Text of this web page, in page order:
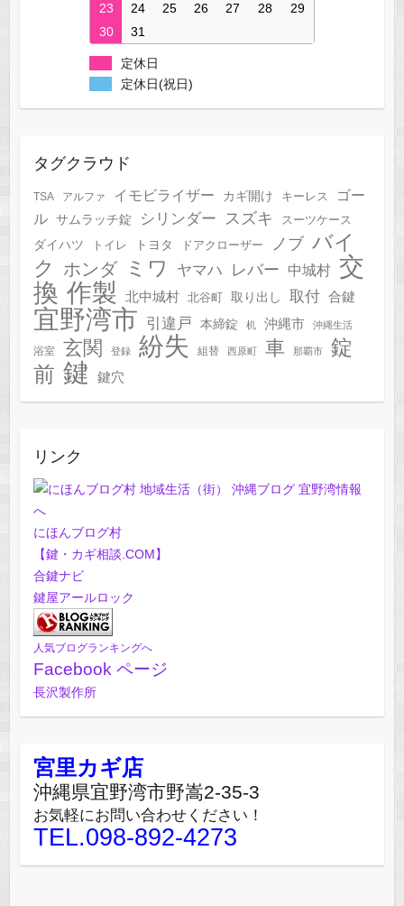
23
24 25 26 27 28
29
30
31
定休日
定休日(祝日)
タグクラウド
TSA アルファ イモビライザー カギ開け キーレス
ゴー
ル サムラッチ錠 シリンダー スズキ
スーツケース
ダイハツ
トイレ トヨタ ドアクローザー ノブ バイ
ク
ホンダ ミワ ヤマハ レバー 中城村 交
換 作製 北中城村 北谷町 取り出し 取付 合鍵
宜野湾市 引違戸 本締錠 机 沖縄市 沖縄生活
浴室 玄関 登録 紛失 組替 西原町 車 那覇市
錠
前 鍵 鍵穴
リンク
にほんブログ村
【鍵・カギ相談.COM】
合鍵ナビ
鍵屋アールロック
人気ブログランキングへ
Facebook ページ
長沢製作所
宮里カギ店
沖縄県宜野湾市野嵩2-35-3
お気軽にお問い合わせください！
TEL.098-892-4273